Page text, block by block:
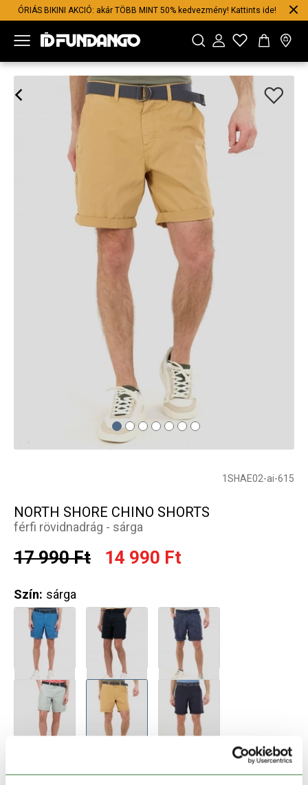
ÓRIÁS BIKINI AKCIÓ: akár TÖBB MINT 50% kedvezmény! Kattints ide!
1SHAE02-ai-615
NORTH SHORE CHINO SHORTS
férfi rövidnadrág - sárga
17 990 Ft 14 990 Ft
Szín: sárga